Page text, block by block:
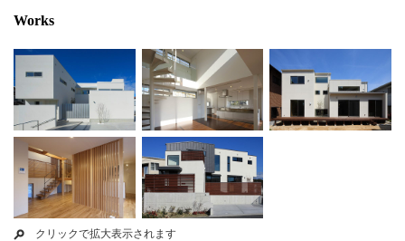
Works
クリックで拡大表示されます